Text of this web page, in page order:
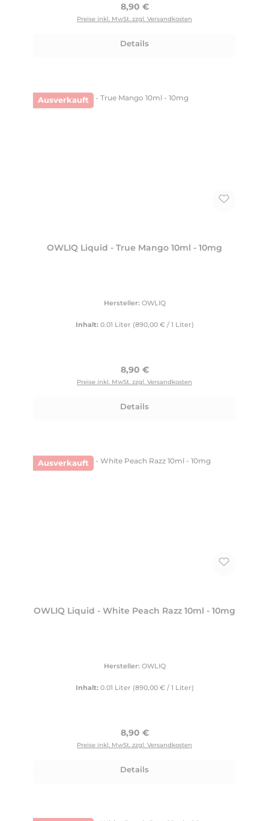
Regulärer Preis:
8,90 €
Preise inkl. MwSt. zzgl. Versandkosten
Details
Ausverkauft
OWLIQ Liquid - True Mango 10ml - 10mg
Hersteller: OWLIQ
Inhalt: 0.01 Liter (890,00 € / 1 Liter)
Regulärer Preis:
8,90 €
Preise inkl. MwSt. zzgl. Versandkosten
Details
Ausverkauft
OWLIQ Liquid - White Peach Razz 10ml - 10mg
Hersteller: OWLIQ
Inhalt: 0.01 Liter (890,00 € / 1 Liter)
Regulärer Preis:
8,90 €
Preise inkl. MwSt. zzgl. Versandkosten
Details